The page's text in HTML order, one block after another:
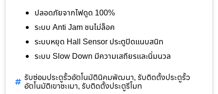
ปลอดภัยจากไฟดูด 100%
ระบบ Anti Jam ชนไม่ล็อค
ระบบหยุด Hall Sensor ประตูปิดแนบสนิท
ระบบ Slow Down มีความเสถียรและนิ่มนวล
รับซ่อมประตูรั้วอัตโนมัตินิคมพัฒนา, รับติดตั้งประตูรั้ว
อัตโนมัติเขาชะเมา, รับติดตั้งประตูรีโมท